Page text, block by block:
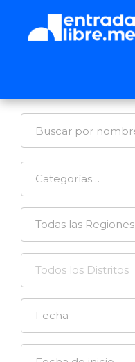
Categorías…
Todas las Regiones
Todos los Distritos
Fecha